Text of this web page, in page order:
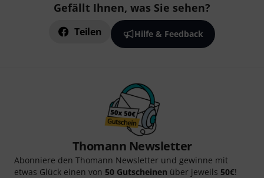
Gefällt Ihnen, was Sie sehen?
Teilen Hilfe & Feedback
Thomann Newsletter
Abonniere den Thomann Newsletter und gewinne mit
etwas Glück einen von 50 Gutscheinen über jeweils 50€!